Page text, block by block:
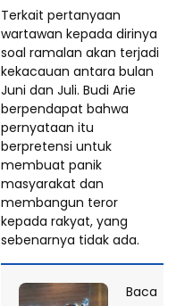
Terkait pertanyaan
wartawan kepada dirinya
soal ramalan akan terjadi
kekacauan antara bulan
Juni dan Juli. Budi Arie
berpendapat bahwa
pernyataan itu
berpretensi untuk
membuat panik
masyarakat dan
membangun teror
kepada rakyat, yang
sebenarnya tidak ada.
Baca